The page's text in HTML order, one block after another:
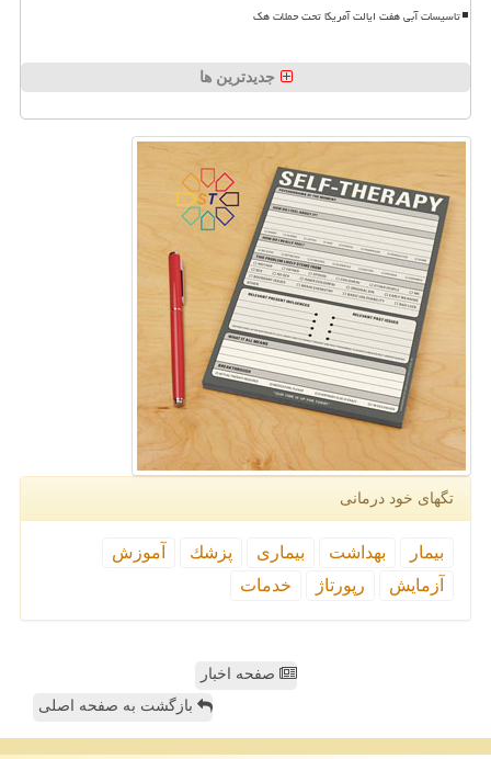
تاسیسات آبی هفت ایالت آمریکا تحت حملات هک
جدیدترین ها
تگهای خود درمانی
بیمار بهداشت بیماری پزشك
آموزش
آزمایش
رپورتاژ خدمات
صفحه اخبار
بازگشت به صفحه اصلی